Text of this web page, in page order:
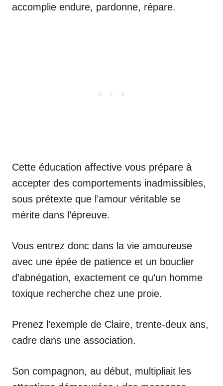
accomplie endure, pardonne, répare.
Cette éducation affective vous prépare à
accepter des comportements inadmissibles,
sous prétexte que l’amour véritable se
mérite dans l’épreuve.
Vous entrez donc dans la vie amoureuse
avec une épée de patience et un bouclier
d’abnégation, exactement ce qu’un homme
toxique recherche chez une proie.
Prenez l’exemple de Claire, trente-deux ans,
cadre dans une association.
Son compagnon, au début, multipliait les